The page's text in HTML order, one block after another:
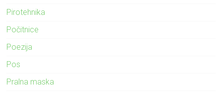
Pirotehnika
Počitnice
Poezija
Pos
Pralna maska